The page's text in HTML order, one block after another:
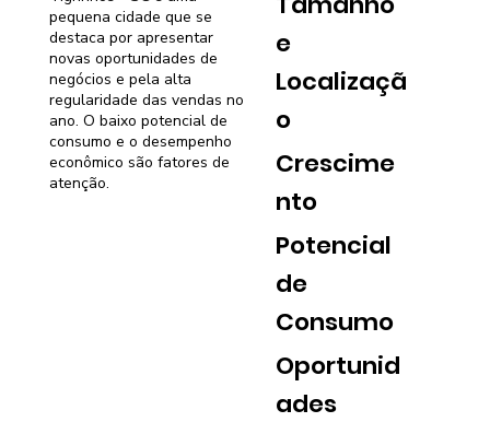
pequena cidade que se
destaca por apresentar
novas oportunidades de
negócios e pela alta
regularidade das vendas no
ano. O baixo potencial de
consumo e o desempenho
econômico são fatores de
atenção.
e
Localizaçã
o
Crescime
nto
Potencial
de
Consumo
Oportunid
ades